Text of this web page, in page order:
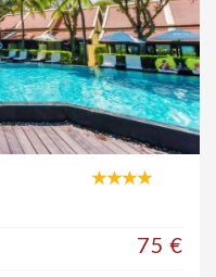
75 €